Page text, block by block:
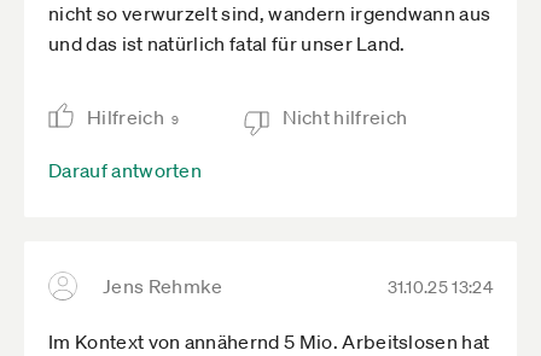
nicht so verwurzelt sind, wandern irgendwann aus
und das ist natürlich fatal für unser Land.
Hilfreich 9 Nicht hilfreich
Darauf antworten
Jens Rehmke 31.10.25 13:24
Im Kontext von annähernd 5 Mio. Arbeitslosen hat